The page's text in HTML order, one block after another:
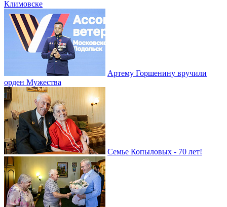
Климовске
Артему Горшенину вручили
орден Мужества
Семье Копыловых - 70 лет!